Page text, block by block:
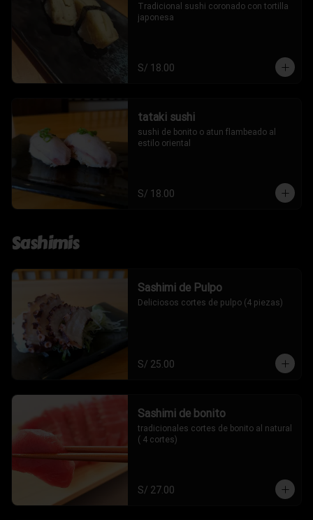
Tradicional sushi coronado con tortilla
japonesa
S/ 18.00
tataki sushi
sushi de bonito o atun flambeado al
estilo oriental
S/ 18.00
Sashimis
Sashimi de Pulpo
Deliciosos cortes de pulpo (4 piezas)
S/ 25.00
Sashimi de bonito
tradicionales cortes de bonito al natural
( 4 cortes)
S/ 27.00